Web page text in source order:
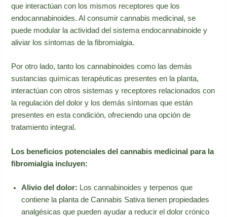
que interactúan con los mismos receptores que los
endocannabinoides. Al consumir cannabis medicinal, se
puede modular la actividad del sistema endocannabinoide y
aliviar los síntomas de la fibromialgia.
Por otro lado, tanto los cannabinoides como las demás
sustancias químicas terapéuticas presentes en la planta,
interactúan con otros sistemas y receptores relacionados con
la regulación del dolor y los demás síntomas que están
presentes en esta condición, ofreciendo una opción de
tratamiento integral.
Los beneficios potenciales del cannabis medicinal para la
fibromialgia incluyen:
Alivio del dolor: Los cannabinoides y terpenos que
contiene la planta de Cannabis Sativa tienen propiedades
analgésicas que pueden ayudar a reducir el dolor crónico